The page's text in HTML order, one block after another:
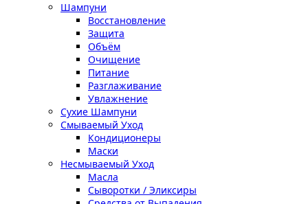
Шампуни
Восстановление
Защита
Объём
Очищение
Питание
Разглаживание
Увлажнение
Сухие Шампуни
Смываемый Уход
Кондиционеры
Маски
Несмываемый Уход
Масла
Сыворотки / Эликсиры